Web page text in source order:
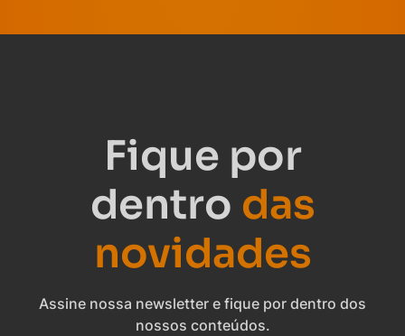
Fique por
dentro das
novidades
Assine nossa newsletter e fique por dentro dos
nossos conteúdos.